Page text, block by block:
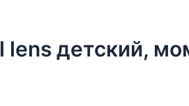
детский,